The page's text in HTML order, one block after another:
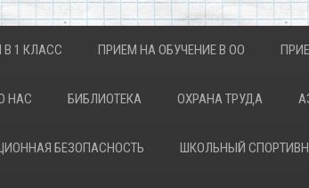
1 КЛАСС ПРИЕМ НА ОБУЧЕНИЕ В ОО
НАС БИБЛИОТЕКА ОХРАНА ТРУДА
БЕЗОПАСНОСТЬ ШКОЛЬНЫЙ